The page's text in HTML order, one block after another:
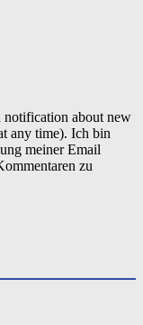
notification about new
any time). Ich bin
meiner Email
zu